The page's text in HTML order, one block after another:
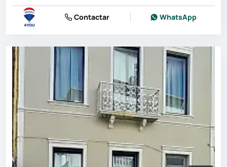
Contactar WhatsApp